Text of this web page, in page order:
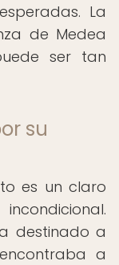
La
de Medea
ser tan
su
es un claro
destinado a
a